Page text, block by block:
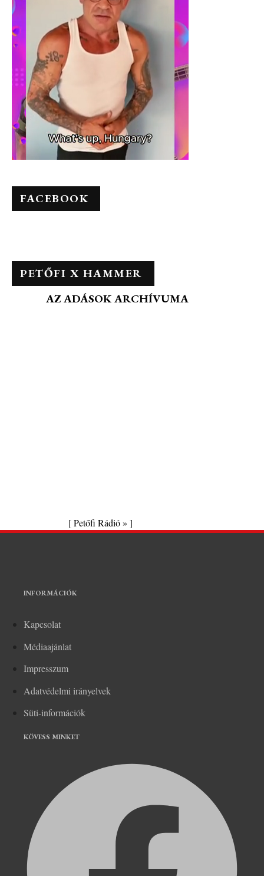
FACEBOOK
PETŐFI X HAMMER
AZ ADÁSOK ARCHÍVUMA
[Petőfi Rádió » ]
INFORMÁCIÓK
Kapcsolat
Médiaajánlat
Impresszum
Adatvédelmi irányelvek
Süti-információk
KÖVESS MINKET